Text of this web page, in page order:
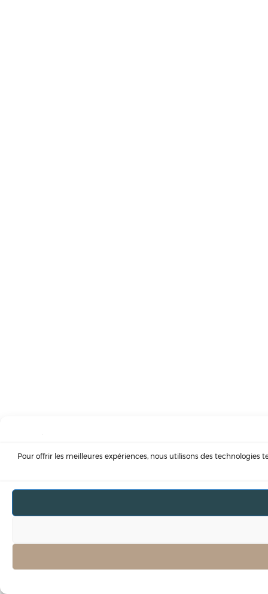
Pour offrir les meilleures expériences, nous utilisons des